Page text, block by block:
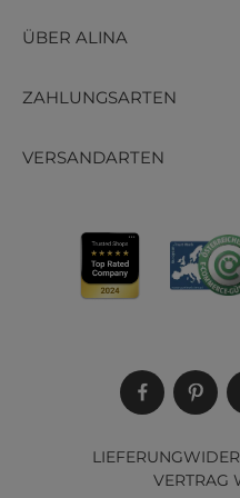
ÜBER ALINA
ZAHLUNGSARTEN
VERSANDARTEN
LIEFERUNG
VERTRAG